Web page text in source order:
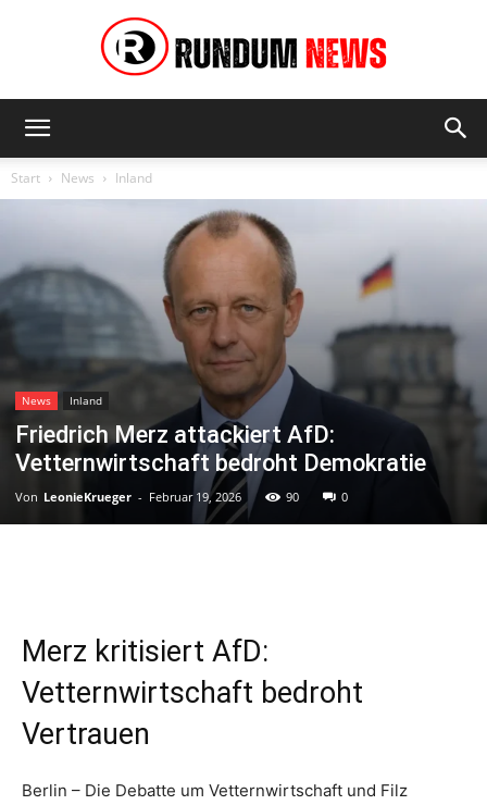
News
Start News Inland
News Inland
Friedrich Merz attackiert AfD:
Vetternwirtschaft bedroht Demokratie
Von LeonieKrueger - Februar 19, 2026 90 0
Merz kritisiert AfD:
Vetternwirtschaft bedroht
Vertrauen
Berlin – Die Debatte um Vetternwirtschaft und Filz